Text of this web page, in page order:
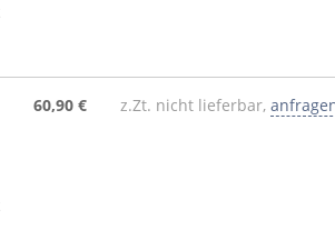
60,90 € z.Zt. nicht lieferbar,